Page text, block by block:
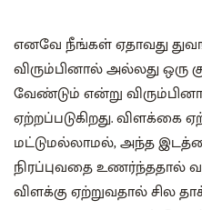
எனவே நீங்கள் ஏதாவது
விரும்பினால் அல்லது ஒரு
வேண்டும் என்று
ஏற்றப்படுகிறது. விளக்கை
மட்டுமல்லாமல், அந்த
நிரப்புவதை உணர்ந்ததால்
விளக்கு ஏற்றுவதால் சில